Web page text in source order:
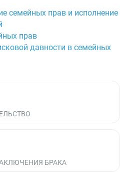
семейных прав и исполнение
прав
давности в семейных
БРАКА